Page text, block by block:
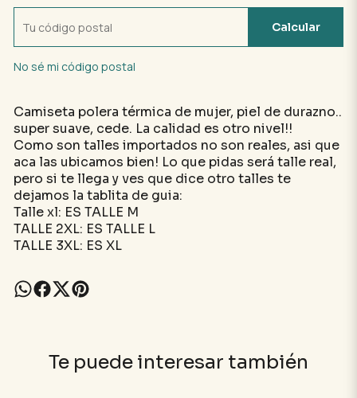
Calcular
No sé mi código postal
Camiseta polera térmica de mujer, piel de durazno..
super suave, cede. La calidad es otro nivel!!
Como son talles importados no son reales, asi que
aca las ubicamos bien! Lo que pidas será talle real,
pero si te llega y ves que dice otro talles te
dejamos la tablita de guia:
Talle xl: ES TALLE M
TALLE 2XL: ES TALLE L
TALLE 3XL: ES XL
Te puede interesar también